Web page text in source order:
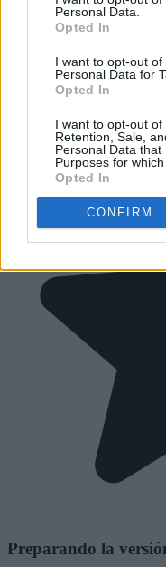
Personal Data.
Opted In
I want to opt-out
Personal Data for
Opted In
I want to opt-out of
Retention, Sale,
Personal Data
Purposes for
Opted In
CONFIRM
Preparando la